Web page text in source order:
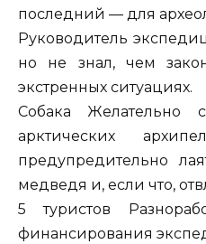
последний — для
Руководитель
но не знал, чем
экстренных ситуациях.
Собака Желательно
арктических
предупредительно
медведя и, если что,
5 туристов
финансирования